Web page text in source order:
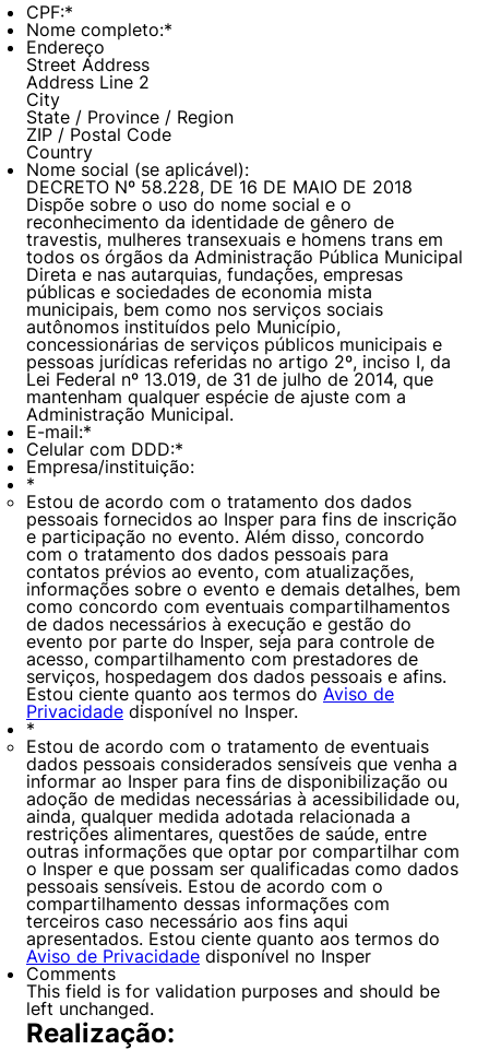
CPF:*
Nome completo:*
Endereço
Street Address
Address Line 2
City
State / Province / Region
ZIP / Postal Code
Country
Nome social (se aplicável):
DECRETO Nº 58.228, DE 16 DE MAIO DE 2018
Dispõe sobre o uso do nome social e o
reconhecimento da identidade de gênero de
travestis, mulheres transexuais e homens trans em
todos os órgãos da Administração Pública Municipal
Direta e nas autarquias, fundações, empresas
públicas e sociedades de economia mista
municipais, bem como nos serviços sociais
autônomos instituídos pelo Município,
concessionárias de serviços públicos municipais e
pessoas jurídicas referidas no artigo 2º, inciso I, da
Lei Federal nº 13.019, de 31 de julho de 2014, que
mantenham qualquer espécie de ajuste com a
Administração Municipal.
E-mail:*
Celular com DDD:*
Empresa/instituição:
*
Estou de acordo com o tratamento dos dados
pessoais fornecidos ao Insper para fins de inscrição
e participação no evento. Além disso, concordo
com o tratamento dos dados pessoais para
contatos prévios ao evento, com atualizações,
informações sobre o evento e demais detalhes, bem
como concordo com eventuais compartilhamentos
de dados necessários à execução e gestão do
evento por parte do Insper, seja para controle de
acesso, compartilhamento com prestadores de
serviços, hospedagem dos dados pessoais e afins.
Estou ciente quanto aos termos do Aviso de
Privacidade disponível no Insper.
*
Estou de acordo com o tratamento de eventuais
dados pessoais considerados sensíveis que venha a
informar ao Insper para fins de disponibilização ou
adoção de medidas necessárias à acessibilidade ou,
ainda, qualquer medida adotada relacionada a
restrições alimentares, questões de saúde, entre
outras informações que optar por compartilhar com
o Insper e que possam ser qualificadas como dados
pessoais sensíveis. Estou de acordo com o
compartilhamento dessas informações com
terceiros caso necessário aos fins aqui
apresentados. Estou ciente quanto aos termos do
Aviso de Privacidade disponível no Insper
Comments
This field is for validation purposes and should be
left unchanged.
Realização:
Cookies estritamente necessários
Cookies de preferências de usuário